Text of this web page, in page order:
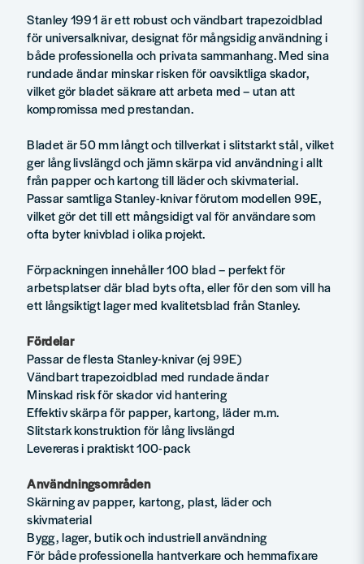
Stanley 1991 är ett robust och vändbart trapezoidblad
för universalknivar, designat för mångsidig användning i
både professionella och privata sammanhang. Med sina
rundade ändar minskar risken för oavsiktliga skador,
vilket gör bladet säkrare att arbeta med – utan att
kompromissa med prestandan.
Bladet är 50 mm långt och tillverkat i slitstarkt stål, vilket
ger lång livslängd och jämn skärpa vid användning i allt
från papper och kartong till läder och skivmaterial.
Passar samtliga Stanley-knivar förutom modellen 99E,
vilket gör det till ett mångsidigt val för användare som
ofta byter knivblad i olika projekt.
Förpackningen innehåller 100 blad – perfekt för
arbetsplatser där blad byts ofta, eller för den som vill ha
ett långsiktigt lager med kvalitetsblad från Stanley.
Fördelar
Passar de flesta Stanley-knivar (ej 99E)
Vändbart trapezoidblad med rundade ändar
Minskad risk för skador vid hantering
Effektiv skärpa för papper, kartong, läder m.m.
Slitstark konstruktion för lång livslängd
Levereras i praktiskt 100-pack
Användningsområden
Skärning av papper, kartong, plast, läder och
skivmaterial
Bygg, lager, butik och industriell användning
För både professionella hantverkare och hemmafixare